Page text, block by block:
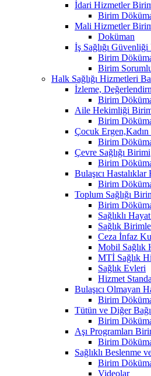
İdari Hizmetler
Birim
Mali Hizmetler
Doküman
İş Sağlığı
Birim
Birim
Halk Sağlığı Hizmetleri
İzleme,
Birim
Aile Hekimliği
Birim
Çocuk Ergen,Kadın
Birim
Çevre Sağlığı Birimi
Birim
Bulaşıcı
Birim
Toplum Sağlığı
Birim
Sağlıklı
Sağlık
Ceza İnfaz
Mobil Sağlık
MTİ Sağlık
Sağlık Evleri
Hizmet
Bulaşıcı Olmayan
Birim
Tütün ve Diğer
Birim
Aşı Programları
Birim
Sağlıklı Beslenme
Birim
Videolar